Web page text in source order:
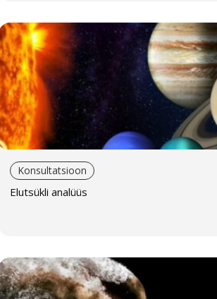
Konsultatsioon
Elutsükli analüüs